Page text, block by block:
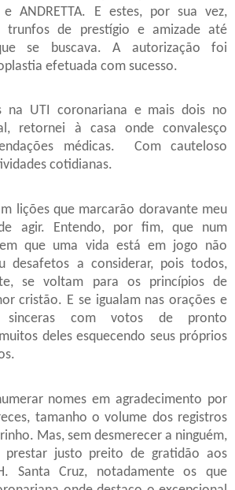
e ANDRETTA. E estes, por sua vez,
trunfos de prestígio e amizade até
se buscava. A autorização foi
efetuada com sucesso.
na UTI coronariana e mais dois no
retornei à casa onde convalesço
médicas.
Com cauteloso
cotidianas.
lições que marcarão doravante meu
agir. Entendo, por fim, que num
que uma vida está em jogo não
desafetos a considerar, pois todos,
se voltam para os princípios de
cristão. E se igualam nas orações e
sinceras com votos de pronto
deles esquecendo seus próprios
nomes em agradecimento por
tamanho o volume dos registros
Mas, sem desmerecer a ninguém,
prestar justo preito de gratidão aos
Santa Cruz, notadamente os que